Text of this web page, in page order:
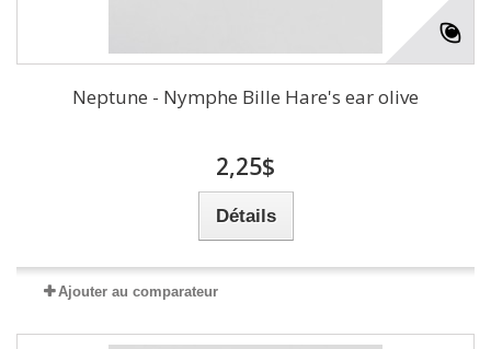
Neptune - Nymphe Bille Hare's ear olive
2,25$
Détails
Ajouter au comparateur